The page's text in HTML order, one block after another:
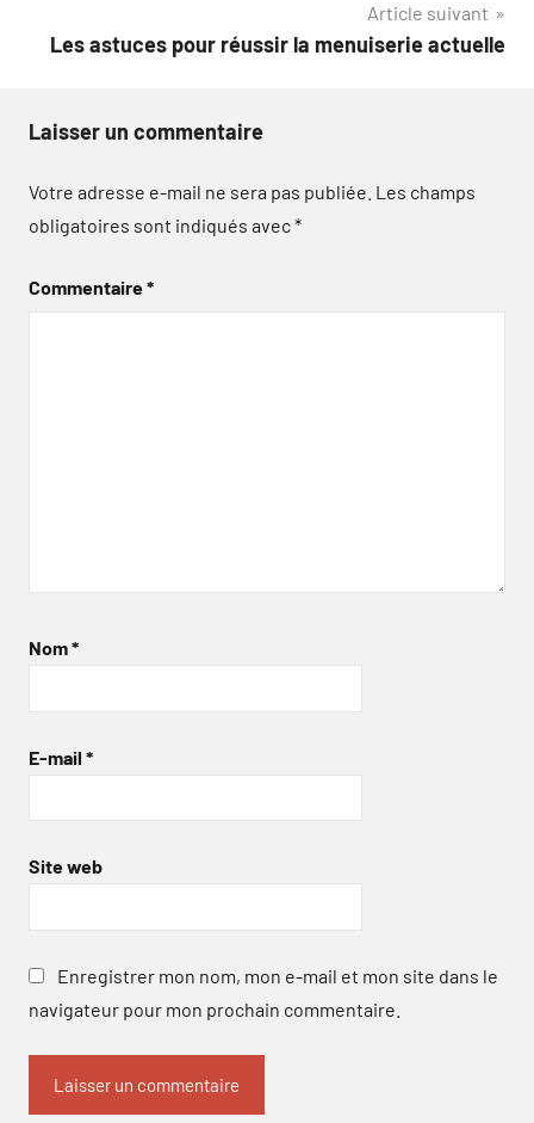
Article suivant
Les astuces pour réussir la menuiserie actuelle
Laisser un commentaire
Votre adresse e-mail ne sera pas publiée. Les champs
obligatoires sont indiqués avec*
Commentaire*
Nom*
E-mail *
Site web
Enregistrer mon nom, mon e-mail et mon site dans le
navigateur pour mon prochain commentaire.